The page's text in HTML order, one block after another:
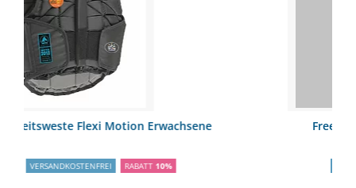
Freejump Airbag Weste
VERSANDKOSTENFREI